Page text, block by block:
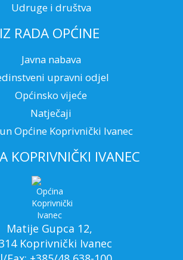
Udruge i društva
IZ RADA OPĆINE
Javna nabava
upravni odjel
Općinsko vijeće
Natječaji
Općine Koprivnički Ivanec
KOPRIVNIČKI IVANEC
Matije Gupca 12,
Koprivnički Ivanec